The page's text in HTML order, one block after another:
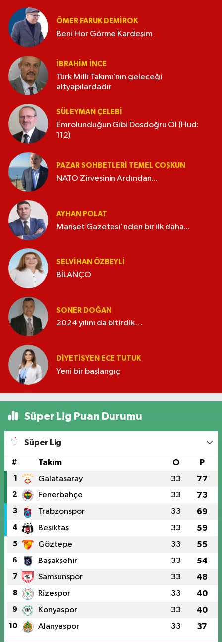
ÖMER FARUK DEMIROK
Beni Hor Görme Kardeşim
İBRAHIM İNCE
Türk Milli Takımı’nın geleceği
altyapılardadır
SÜLEYMAN ÇELEBI
Emrolunduğun Gibi Dosdoğru Ol (Hud:
112)
PAZAR SOHBETLERI TEMEL COŞKUN
NATO Zirvesinin Ardından...
AYHAN POLAT
Manşet Gazetesi'nden bir ilk daha...
SELVIHAN ÖZBEYLI
BİLANÇO
SONER DOĞAN
2024 yılını da bitirdik…
DIYETISYEN ECE TUTUK
Yeni bir başlangıç
Süper Lig Puan Durumu
Süper Lig
# Takım O P
1 Galatasaray 33 77
2 Fenerbahçe 33 73
3 Trabzonspor 33 69
4 Beşiktaş 33 59
5 Göztepe 33 55
6 Başakşehir 33 54
7 Samsunspor 33 48
8 Rizespor 33 40
9 Konyaspor 33 40
10 Alanyaspor 33 37